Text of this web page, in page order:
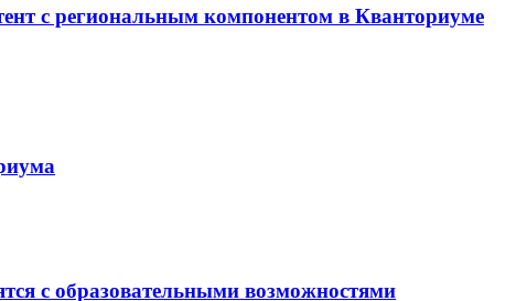
с региональным компонентом в Кванториуме
с образовательными возможностями